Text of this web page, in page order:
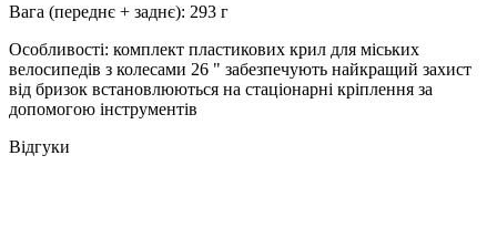
Вага (переднє + заднє): 293 г
Особливості: комплект пластикових крил для міських
велосипедів з колесами 26 " забезпечують найкращий захист
від бризок встановлюються на стаціонарні кріплення за
допомогою інструментів
Відгуки